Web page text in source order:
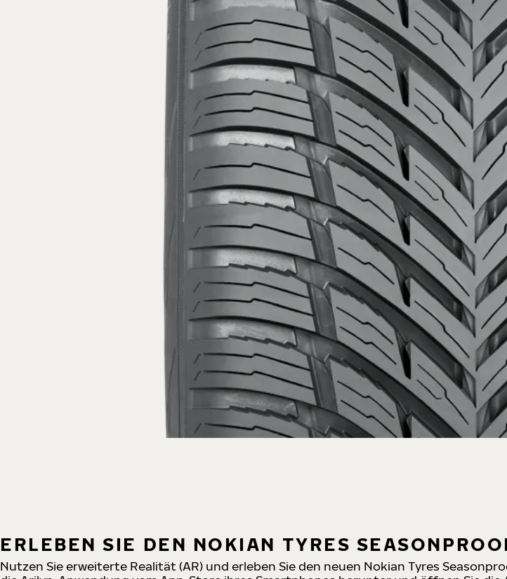
ERLEBEN SIE DEN NOKIAN TYRES
Nutzen Sie erweiterte Realität (AR) und erleben Sie den neuen Nokian Tyres